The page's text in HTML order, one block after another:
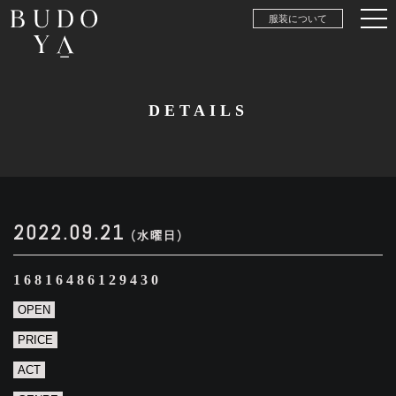
服装について
DETAILS
2022.09.21 (水曜日)
16816486129430
OPEN
PRICE
ACT